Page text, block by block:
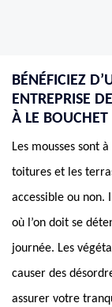
BÉNÉFICIEZ
ENTREPRISE
À LE BOUCHET
Les mousses sont
toitures et les
accessible ou non.
où l’on doit se
journée. Les
causer des
assurer votre